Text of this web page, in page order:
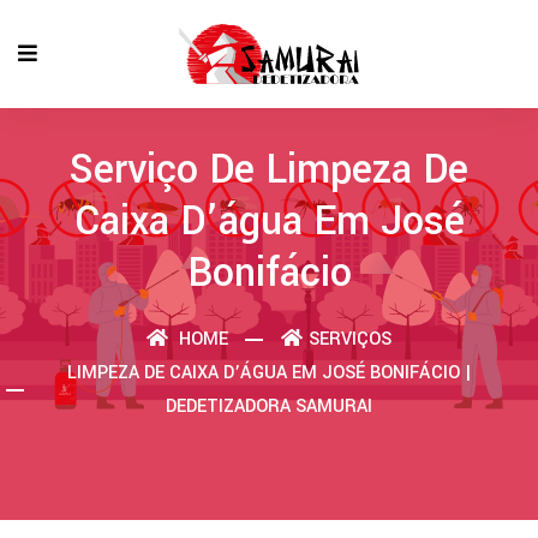
Serviço De Limpeza De
Caixa D’água Em José
Bonifácio
HOME
SERVIÇOS
LIMPEZA DE CAIXA D’ÁGUA EM JOSÉ BONIFÁCIO |
DEDETIZADORA SAMURAI